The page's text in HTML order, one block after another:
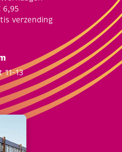
6,95
verzending
11-13